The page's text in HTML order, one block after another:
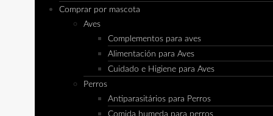
Comprar por mascota
Aves
Complementos para aves
Alimentación para Aves
Cuidado e Higiene para Aves
Perros
Antiparasitários para Perros
Comida humeda para perros